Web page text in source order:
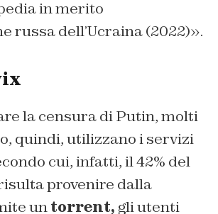
in merito
russa dell’Ucraina (2022)».
la censura di Putin, molti
quindi, utilizzano i servizi
cui, infatti, il 42% del
provenire dalla
untorrent, gli utenti